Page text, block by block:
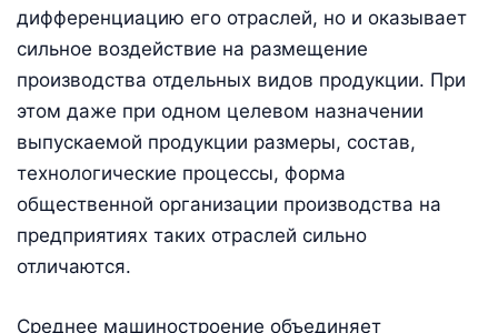
дифференциацию его отраслей, но и оказывает
сильное воздействие на размещение
производства отдельных видов продукции. При
этом даже при одном целевом назначении
выпускаемой продукции размеры, состав,
технологические процессы, форма
общественной организации производства на
предприятиях таких отраслей сильно
отличаются.
Среднее машиностроение объединяет